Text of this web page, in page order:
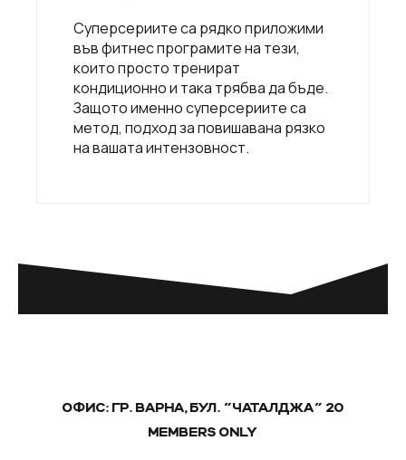
Суперсериите са рядко приложими
във фитнес програмите на тези,
които просто тренират
кондиционно и така трябва да бъде.
Защото именно суперсериите са
метод, подход за повишавана рязко
на вашата интензовност.
ОФИС: ГР. ВАРНА, БУЛ. "ЧАТАЛДЖА" 20
MEMBERS ONLY